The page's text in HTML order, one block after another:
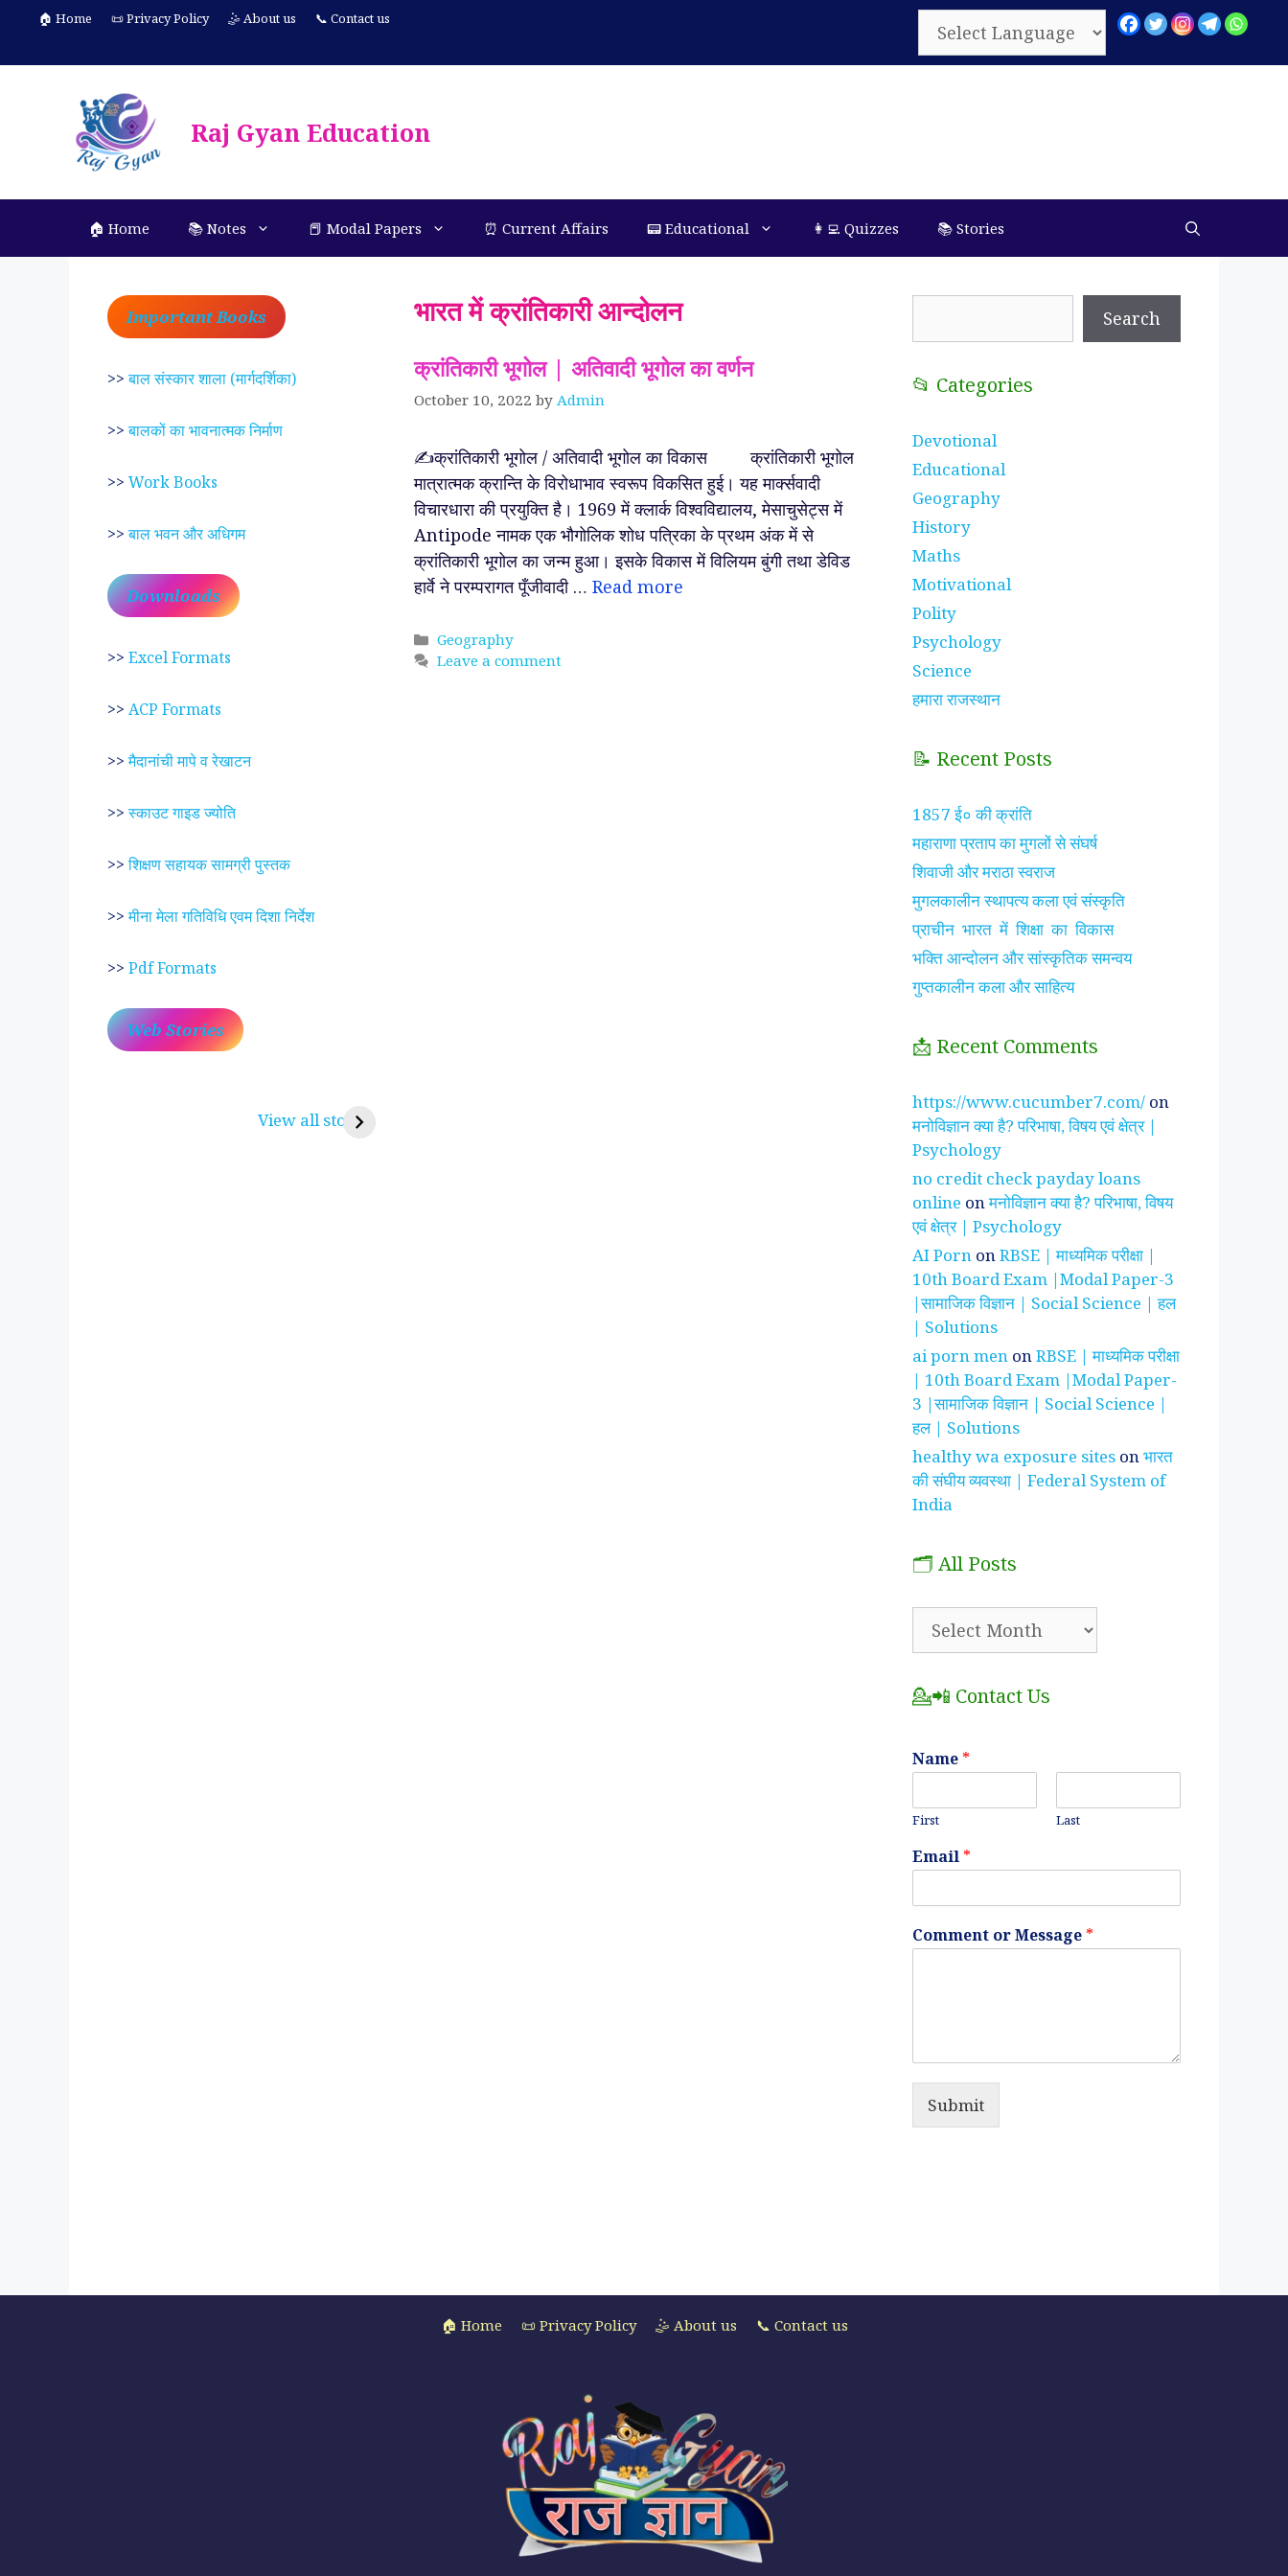
content
🏠 Home 📜 Privacy Policy 🤹 About us 📞 Contact us
Raj Gyan Education
🏠 Home 📚 Notes 📕 Modal Papers ⏰ Current Affairs 📟 Educational 👩‍💻 Quizzes 📚 Stories
भारत में क्रांतिकारी आन्दोलन
क्रांतिकारी भूगोल | अतिवादी भूगोल का वर्णन
October 10, 2022 by Admin
✍️क्रांतिकारी भूगोल / अतिवादी भूगोल का विकास क्रांतिकारी भूगोल
मात्रात्मक क्रान्ति के विरोधाभाव स्वरूप विकसित हुई। यह मार्क्सवादी
विचारधारा की प्रयुक्ति है। 1969 में क्लार्क विश्वविद्यालय, मेसाचुसेट्स में
Antipode नामक एक भौगोलिक शोध पत्रिका के प्रथम अंक में से
क्रांतिकारी भूगोल का जन्म हुआ। इसके विकास में विलियम बुंगी तथा डेविड
हार्वे ने परम्परागत पूँजीवादी … Read more
Categories
Geography
Leave a comment
Important Books
>>बाल संस्कार शाला (मार्गदर्शिका)
>>बालकों का भावनात्मक निर्माण
>> Work Books
>>बाल भवन और अधिगम
Downloads
>> Excel Formats
>> ACP Formats
>>मैदानांची मापे व रेखाटन
>>स्काउट गाइड ज्योति
>>शिक्षण सहायक सामग्री पुस्तक
>>मीना मेला गतिविधि एवम दिशा निर्देश
>> Pdf Formats
Web Stories
View all stories
करुणा व प्रेम का प्रतीक
रामसा पीर, रुणेचा रा धणी,
झाँसी की रानी के रहस्मयी
सुनीता विलियम्स ~
भारतीय मूल की अन्तरिक्ष
यात्री
Search
📂 Categories
Devotional
Educational
Geography
History
Maths
Motivational
Polity
Psychology
Science
हमारा राजस्थान
📝 Recent Posts
1857 ई० की क्रांति
महाराणा प्रताप का मुगलों से संघर्ष
शिवाजी और मराठा स्वराज
मुगलकालीन स्थापत्य कला एवं संस्कृति
प्राचीन भारत में शिक्षा का विकास
भक्ति आन्दोलन और सांस्कृतिक समन्वय
गुप्तकालीन कला और साहित्य
📩 Recent Comments
https://www.cucumber7.com/ on
मनोविज्ञान क्या है? परिभाषा, विषय एवं क्षेत्र |
Psychology
no credit check payday loans
online onमनोविज्ञान क्या है? परिभाषा, विषय
एवं क्षेत्र | Psychology
AI Porn onRBSE | माध्यमिक परीक्षा |
10th Board Exam |Modal Paper-3
|सामाजिक विज्ञान | Social Science | हल
| Solutions
ai porn men onRBSE | माध्यमिक परीक्षा
| 10th Board Exam |Modal Paper-
3 |सामाजिक विज्ञान | Social Science |
हल | Solutions
healthy wa exposure sites onभारत
की संघीय व्यवस्था | Federal System of
India
🗂️ All Posts
💁📲 Contact Us
Name *
First Last
Email *
Comment or Message *
Submit
🏠 Home 📜 Privacy Policy 🤹 About us 📞 Contact us